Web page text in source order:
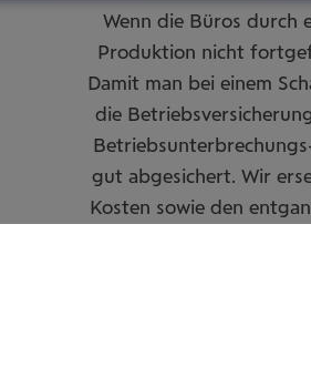
Wenn die Büros durch
Produktion nicht
Damit man bei einem
die
gut abgesichert. Wir
Kosten sowie den